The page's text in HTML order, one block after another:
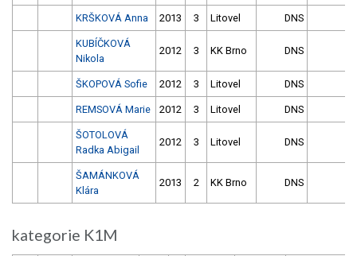
KRŠKOVÁ Anna 2013 3 Litovel DNS
KUBÍČKOVÁ
Nikola
2012 3 KK Brno DNS
ŠKOPOVÁ Sofie 2012 3 Litovel DNS
REMSOVÁ Marie 2012 3 Litovel DNS
ŠOTOLOVÁ
Radka Abigail
2012 3 Litovel DNS
ŠAMÁNKOVÁ
Klára
2013 2 KK Brno DNS
kategorie K1M